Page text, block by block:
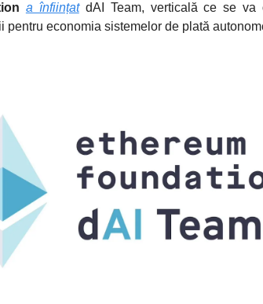
a înființatdAI Team, verticală ce se va
pentru economia sistemelor de plată